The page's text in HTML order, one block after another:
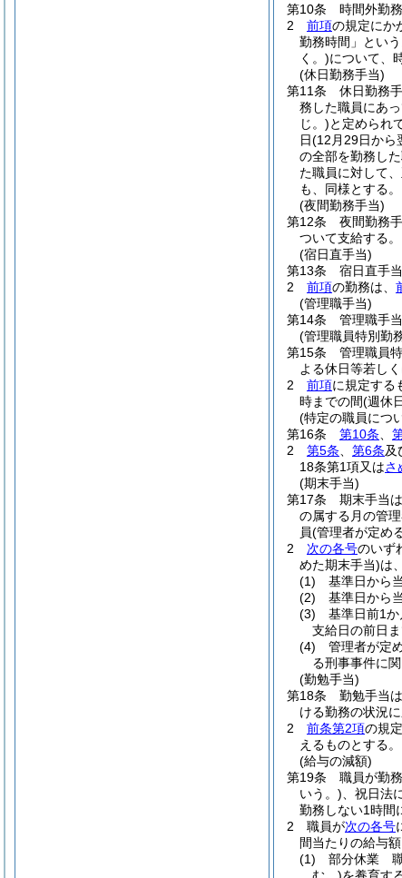
第10条
時間外勤
2
前項の規定にか
勤務時間」とい
く。)について、
(休日勤務手当)
第11条
休日勤務
務した職員にあ
じ。)と定められ
日(12月29日から
の全部を勤務し
た職員に対して
も、同様とする。
(夜間勤務手当)
第12条
夜間勤務
ついて支給する。
(宿日直手当)
第13条
宿日直手
2
前項の勤務は、
(管理職手当)
第14条
管理職手
(管理職員特別勤
第15条
管理職員
よる休日等若し
2
前項に規定する
時までの間(週休
(特定の職員につ
第16条
第10条
2
第5条 第6条及
18条第1項又はさ
(期末手当)
第17条
期末手当
の属する月の管
員(管理者が定め
2
次の各号のいず
めた期末手当)は
(1)
基準日から
(2)
基準日から
(3)
基準日前1
支給日の前日
(4)
管理者が定
る刑事事件に
(勤勉手当)
第18条
勤勉手当
ける勤務の状況
2
前条第2項の規定
えるものとする。
(給与の減額)
第19条
職員が勤
いう。) 、祝日
勤務しない1時間
2
職員が次の各号
間当たりの給与
(1)
部分休業 職